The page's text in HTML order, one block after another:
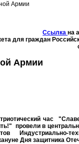
Армии
Ссылкана
для граждан
Армии
час
провели в
Индустриально-
Дня защитника